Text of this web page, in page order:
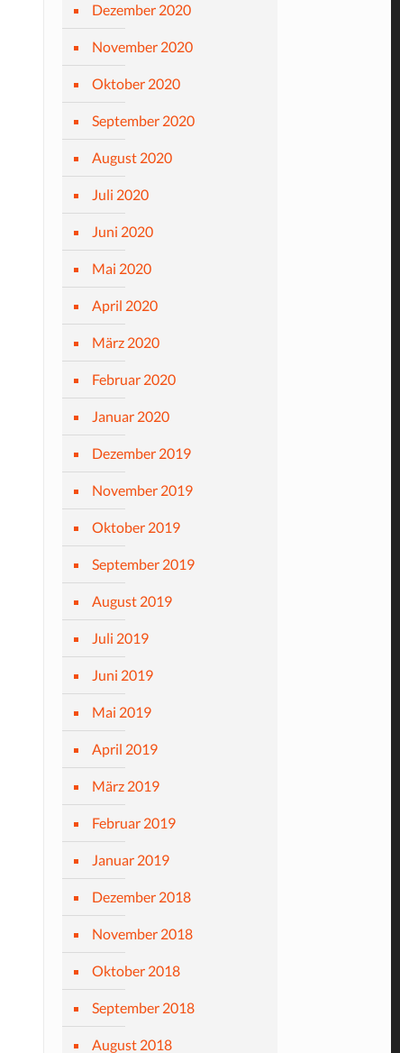
Dezember 2020
November 2020
Oktober 2020
September 2020
August 2020
Juli 2020
Juni 2020
Mai 2020
April 2020
März 2020
Februar 2020
Januar 2020
Dezember 2019
November 2019
Oktober 2019
September 2019
August 2019
Juli 2019
Juni 2019
Mai 2019
April 2019
März 2019
Februar 2019
Januar 2019
Dezember 2018
November 2018
Oktober 2018
September 2018
August 2018